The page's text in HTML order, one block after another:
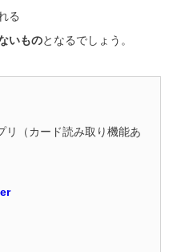
る
いものとなるでしょう。
リ（カード読み取り機能あ